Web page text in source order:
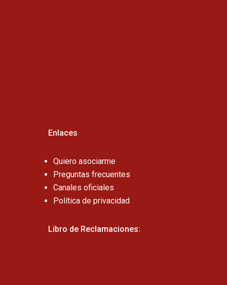
Enlaces
Quiero asociarme
Preguntas frecuentes
Canales oficiales
Política de privacidad
Libro de Reclamaciones: